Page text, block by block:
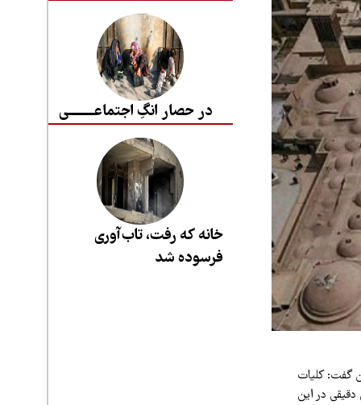
گفت: کلیات
دقیقی در این
در حصار انگِ اجتماعــــــــی
خانه که رفت، تاب‌آوری
فرسوده شد